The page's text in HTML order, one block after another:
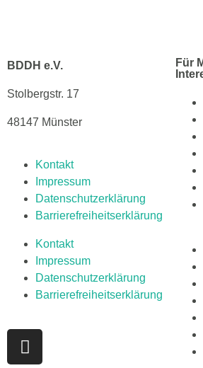
BDDH e.V.
Stolbergstr. 17
48147 Münster
Kontakt
Impressum
Datenschutzerklärung
Barrierefreiheitserklärung
Kontakt
Impressum
Datenschutzerklärung
Barrierefreiheitserklärung
Für